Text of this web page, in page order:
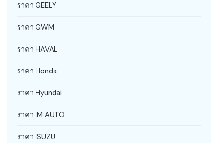
ราคา GEELY
ราคา GWM
ราคา HAVAL
ราคา Honda
ราคา Hyundai
ราคา IM AUTO
ราคา ISUZU